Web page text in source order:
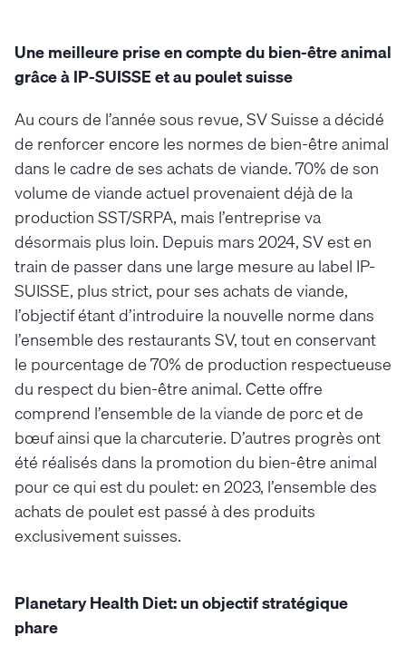
Une meilleure prise en compte du bien-être animal
grâce à IP-SUISSE et au poulet suisse
Au cours de l’année sous revue, SV Suisse a décidé
de renforcer encore les normes de bien-être animal
dans le cadre de ses achats de viande. 70% de son
volume de viande actuel provenaient déjà de la
production SST/SRPA, mais l’entreprise va
désormais plus loin. Depuis mars 2024, SV est en
train de passer dans une large mesure au label IP-
SUISSE, plus strict, pour ses achats de viande,
l’objectif étant d’introduire la nouvelle norme dans
l’ensemble des restaurants SV, tout en conservant
le pourcentage de 70% de production respectueuse
du respect du bien-être animal. Cette offre
comprend l’ensemble de la viande de porc et de
bœuf ainsi que la charcuterie. D’autres progrès ont
été réalisés dans la promotion du bien-être animal
pour ce qui est du poulet: en 2023, l’ensemble des
achats de poulet est passé à des produits
exclusivement suisses.
Planetary Health Diet: un objectif stratégique
phare